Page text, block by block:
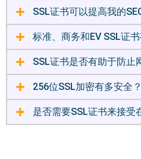
SSL证书可以提高我的
标准、商务和EV SSL证
SSL证书是否有助于防止
256位SSL加密有多安全？
是否需要SSL证书来接受